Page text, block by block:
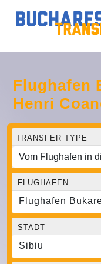
Flughafen
Henri
TRANSFER TYPE
FLUGHAFEN
Flughafen
STADT
Sibiu